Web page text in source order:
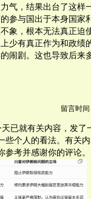
气，结果出台了这样
参与国出于本身国家
象，根本无法真正迫
少有真正作为和政绩
闹剧。这也导致后来
留言时间
已就有关内容，发了
些个人的看法。有关
考并感谢你的评论。